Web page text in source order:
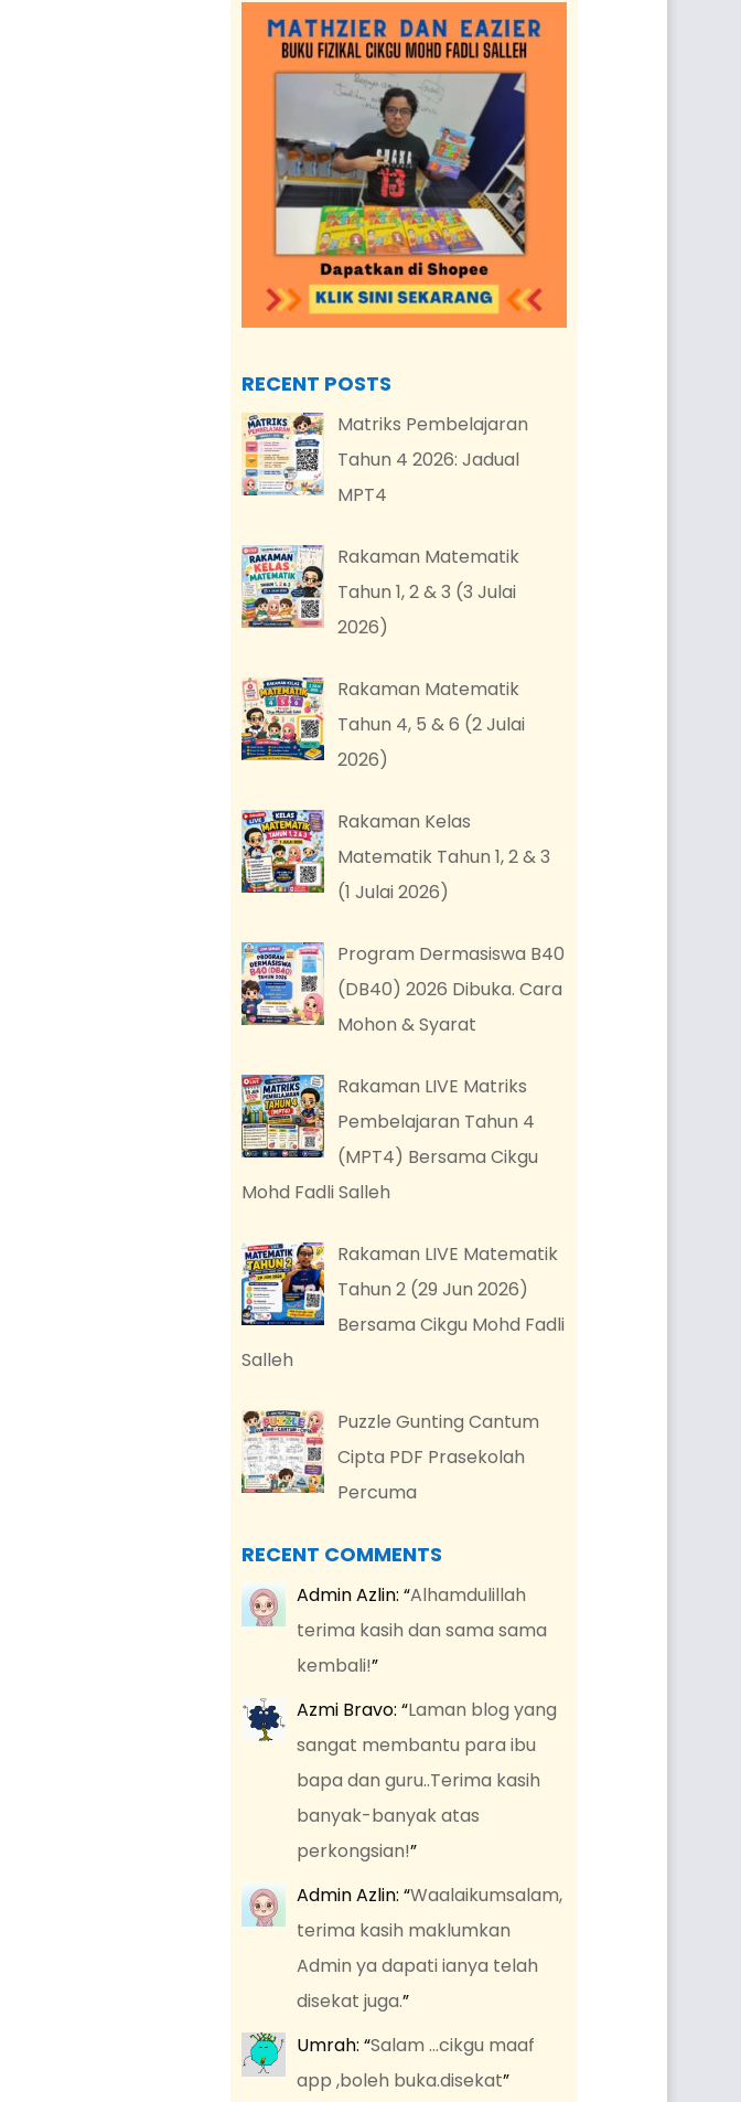
RECENT POSTS
Matriks Pembelajaran
Tahun 4 2026: Jadual
MPT4
Rakaman Matematik
Tahun 1, 2 & 3 (3 Julai
2026)
Rakaman Matematik
Tahun 4, 5 & 6 (2 Julai
2026)
Rakaman Kelas
Matematik Tahun 1, 2 & 3
(1 Julai 2026)
Program Dermasiswa B40
(DB40) 2026 Dibuka. Cara
Mohon & Syarat
Rakaman LIVE Matriks
Pembelajaran Tahun 4
(MPT4) Bersama Cikgu
Mohd Fadli Salleh
Rakaman LIVE Matematik
Tahun 2 (29 Jun 2026)
Bersama Cikgu Mohd Fadli
Salleh
Puzzle Gunting Cantum
Cipta PDF Prasekolah
Percuma
RECENT COMMENTS
Admin Azlin: “Alhamdulillah
terima kasih dan sama sama
kembali!”
Azmi Bravo: “Laman blog yang
sangat membantu para ibu
bapa dan guru..Terima kasih
banyak-banyak atas
perkongsian!”
Admin Azlin: “Waalaikumsalam,
terima kasih maklumkan
Admin ya dapati ianya telah
disekat juga.”
Umrah: “Salam …cikgu maaf
app ,boleh buka.disekat”